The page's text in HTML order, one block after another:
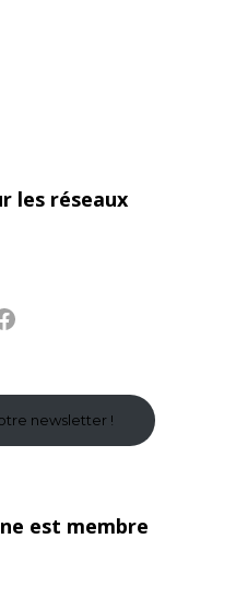
les réseaux
newsletter !
est membre